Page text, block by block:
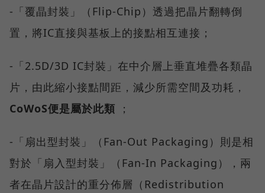
-「覆晶封裝」（Flip-Chip）透過把晶片翻轉倒
置，將IC直接與基板上的接點相互連接；
-「2.5D/3D IC封裝」在中介層上垂直堆疊各類晶
片，由此縮小接點間距，減少所需空間及功耗，
CoWoS便是屬於此類 ；
-「扇出型封裝」（Fan-Out Packaging）則是相
對於「扇入型封裝」（Fan-In Packaging），兩
者在晶片設計的重分佈層（Redistribution